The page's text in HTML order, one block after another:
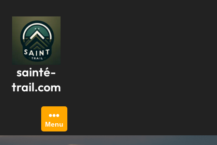
contenu
sainté-
trail.com
Menu